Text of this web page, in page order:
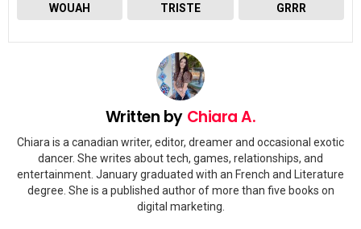
WOUAH TRISTE GRRR
Written by Chiara A.
Chiara is a canadian writer, editor, dreamer and occasional exotic
dancer. She writes about tech, games, relationships, and
entertainment. January graduated with an French and Literature
degree. She is a published author of more than five books on
digital marketing.